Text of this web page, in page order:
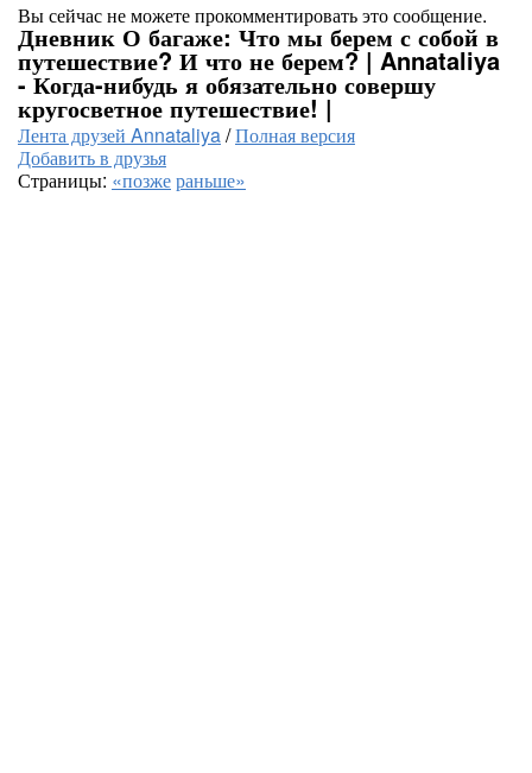
Вы сейчас не можете прокомментировать это сообщение.
Дневник О багаже: Что мы берем с собой в
путешествие? И что не берем? | Annataliya
- Когда-нибудь я обязательно совершу
кругосветное путешествие! |
Лента друзей Annataliya/Полная версия
Добавить в друзья
Страницы: «позжераньше»